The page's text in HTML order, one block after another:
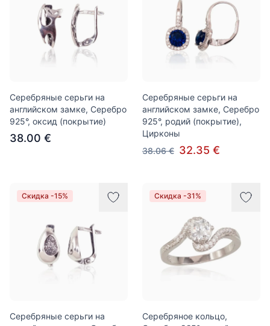
Серебряные серьги на
английском замке, Серебро
925°, оксид (покрытие)
38.00 €
Серебряные серьги на
английском замке, Серебро
925°, родий (покрытие),
Цирконы
38.06 € 32.35 €
Скидка -15%
Серебряные серьги на
Скидка -31%
Серебряное кольцо,